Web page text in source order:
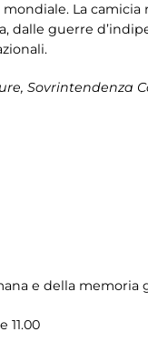
mondiale. La
dalle guerre
Sovrintendenza
e della memoria
11.00